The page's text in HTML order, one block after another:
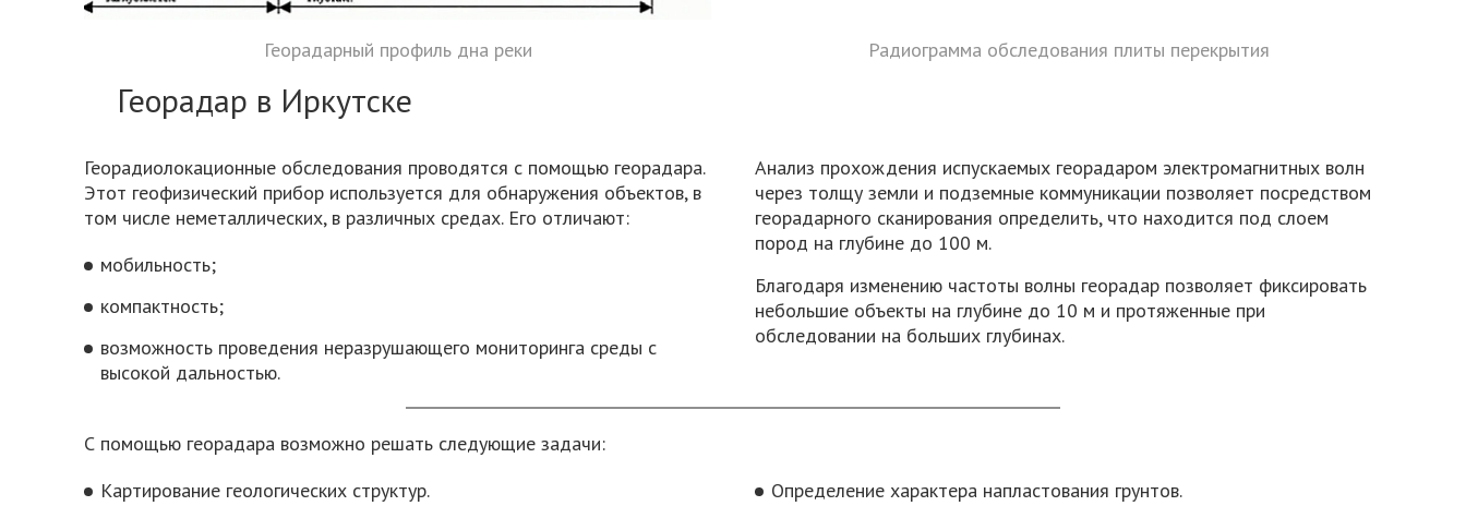
Георадарный профиль дна реки Радиограмма обследования плиты перекрытия
Георадар в Иркутске
Георадиолокационные обследования проводятся с помощью георадара.
Этот геофизический прибор используется для обнаружения объектов, в
том числе неметаллических, в различных средах. Его отличают:
мобильность;
компактность;
возможность проведения неразрушающего мониторинга среды с
высокой дальностью.
Анализ прохождения испускаемых георадаром электромагнитных волн
через толщу земли и подземные коммуникации позволяет посредством
георадарного сканирования определить, что находится под слоем
пород на глубине до 100 м.
Благодаря изменению частоты волны георадар позволяет фиксировать
небольшие объекты на глубине до 10 м и протяженные при
обследовании на больших глубинах.
С помощью георадара возможно решать следующие задачи:
Картирование геологических структур.
Определение характера напластования грунтов.